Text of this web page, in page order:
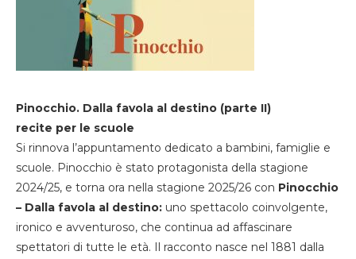
Pinocchio. Dalla favola al destino (parte II)
recite per le scuole
Si rinnova l’appuntamento dedicato a bambini, famiglie e
scuole. Pinocchio è stato protagonista della stagione
2024/25, e torna ora nella stagione 2025/26 con Pinocchio
– Dalla favola al destino: uno spettacolo coinvolgente,
ironico e avventuroso, che continua ad affascinare
spettatori di tutte le età. Il racconto nasce nel 1881 dalla